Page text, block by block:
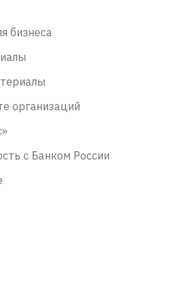
бизнеса
организаций
с Банком России